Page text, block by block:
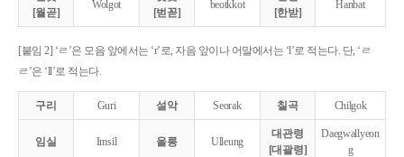
[월곧]
Wolgot
[벋꼳]
beotkkot
[한받]
Hanbat
[붙임 2] ‘ㄹ’은 모음 앞에서는 ‘r’로, 자음 앞이나 어말에서는 ‘l’로 적는다. 단, ‘ㄹ
ㄹ’은 ‘ll’로 적는다.
구리 Guri 설악 Seorak 칠곡 Chilgok
임실 Imsil 울릉 Ulleung
대관령
[대괄령]
Daegwallyeon
g